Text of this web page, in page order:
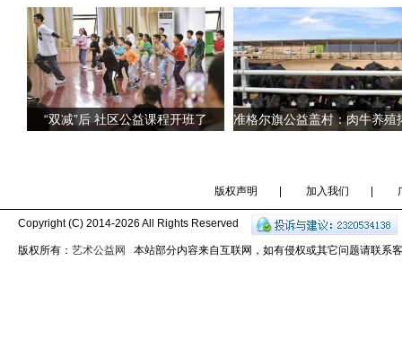
“双减”后 社区公益课程开班了
版权声明 加入我们
Copyright (C) 2014-2026 All Rights Reserved
版权所有： 艺术公益网 本站部分内容来自互联网，如有侵权或其它问题请联系